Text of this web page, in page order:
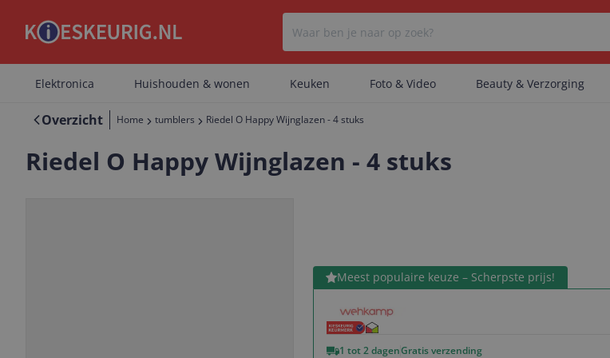
Er zijn geen categorieën gevonden.
Er zijn geen artikelen gevonden.
Elektronica Huishouden & wonen Keuken Foto & Video Beauty & Verzorging
Overzicht Home tumblers Riedel O Happy Wijnglazen - 4 stuks
Riedel O Happy Wijnglazen - 4 stuks
Meest populaire keuze – Scherpste prijs!
1 tot 2 dagenGratis verzending
Bekijk product